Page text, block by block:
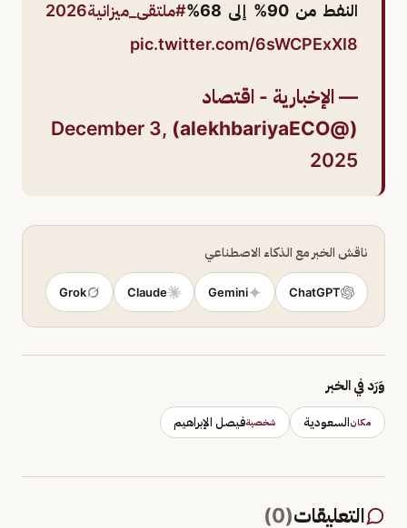
النفط من 90% إلى 68%
#ملتقى_ميزانية2026
pic.twitter.com/6sWCPExXI8
— الإخبارية - اقتصاد
(@alekhbariyaECO)
December 3,
2025
ناقش الخبر مع الذكاء الاصطناعي
ChatGPT
Gemini
Claude
Grok
وَرَد في الخبر
مكانالسعودية شخصيةفيصل الإبراهيم
التعليقات(
0
)